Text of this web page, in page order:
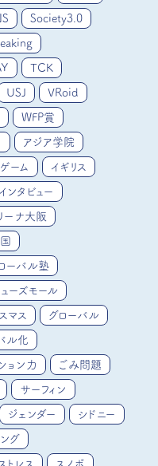
Society3.0
TCK
USJ VRoid
WFP賞
アジア学院
ーム イギリス
インタビュー
ーナ大阪
ーバル塾
ーズモール
マス グローバル
ル化
ョン力 ごみ問題
サーフィン
ジェンダー シドニー
グ
ストレス スノボ